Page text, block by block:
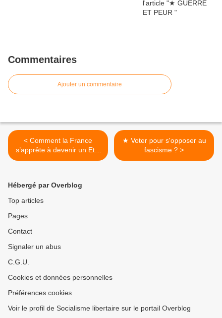
Commentaires
Ajouter un commentaire
< Comment la France
s’apprête à devenir un Etat
policier
★ Voter pour s'opposer au
fascisme ? >
Hébergé par Overblog
Top articles
Pages
Contact
Signaler un abus
C.G.U.
Cookies et données personnelles
Préférences cookies
Voir le profil de Socialisme libertaire sur le portail Overblog